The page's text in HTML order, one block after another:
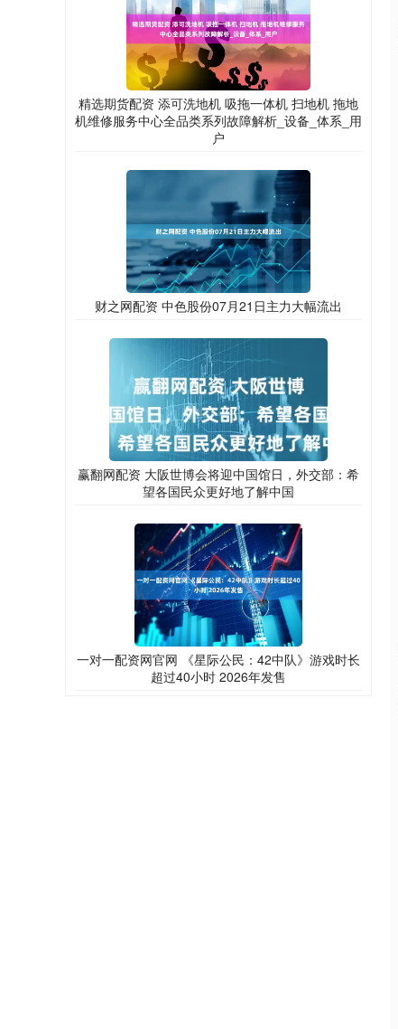
精选期货配资 添可洗地机 吸拖一体机 扫地机 拖地
机维修服务中心全品类系列故障解析_设备_体系_用
户
财之网配资 中色股份07月21日主力大幅流出
赢翻网配资 大阪世博会将迎中国馆日，外交部：希
望各国民众更好地了解中国
一对一配资网官网 《星际公民：42中队》游戏时长
超过40小时 2026年发售